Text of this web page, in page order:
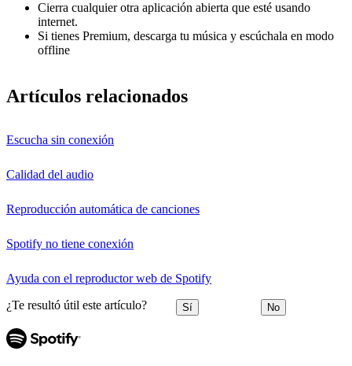
Cierra cualquier otra aplicación abierta que esté usando
internet.
Si tienes Premium, descarga tu música y escúchala en modo
offline
Artículos relacionados
Escucha sin conexión
Calidad del audio
Reproducción automática de canciones
Spotify no tiene conexión
Ayuda con el reproductor web de Spotify
¿Te resultó útil este artículo? Sí No